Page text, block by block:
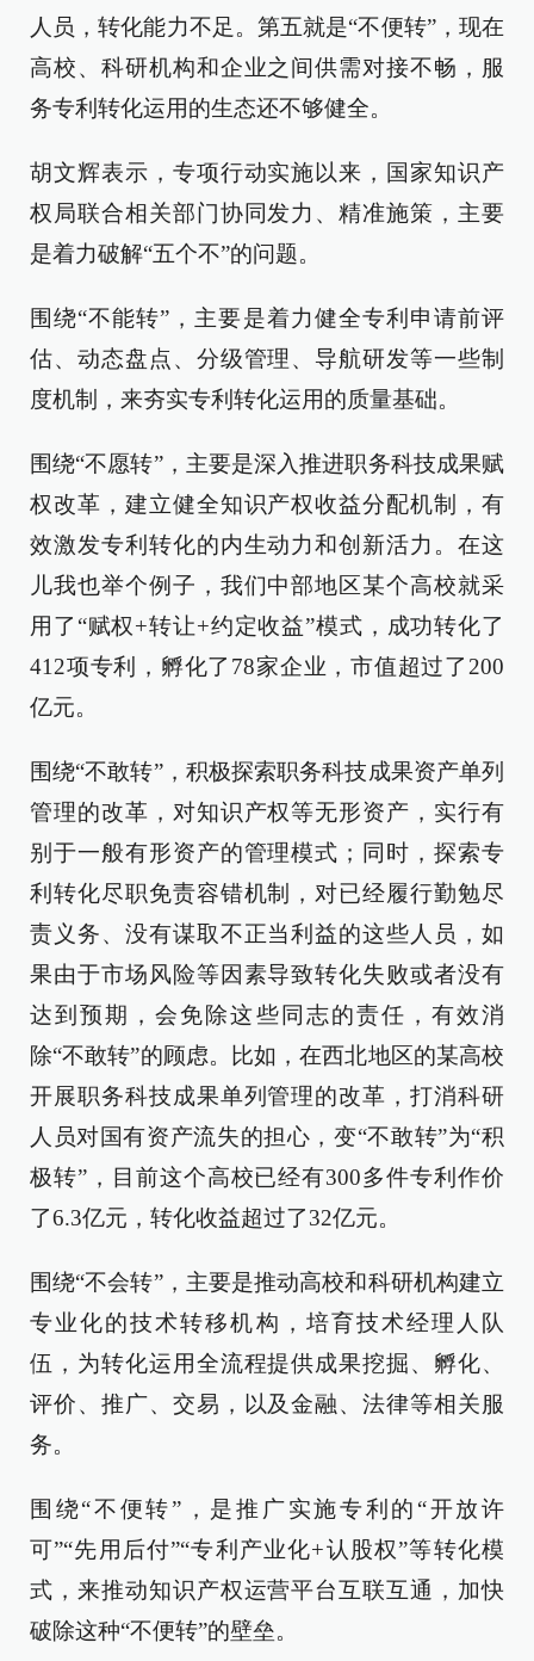
人员，转化能力不足。第五就是“不便转”，现在
高校、科研机构和企业之间供需对接不畅，服
务专利转化运用的生态还不够健全。
胡文辉表示，专项行动实施以来，国家知识产
权局联合相关部门协同发力、精准施策，主要
是着力破解“五个不”的问题。
围绕“不能转”，主要是着力健全专利申请前评
估、动态盘点、分级管理、导航研发等一些制
度机制，来夯实专利转化运用的质量基础。
围绕“不愿转”，主要是深入推进职务科技成果赋
权改革，建立健全知识产权收益分配机制，有
效激发专利转化的内生动力和创新活力。在这
儿我也举个例子，我们中部地区某个高校就采
用了“赋权+转让+约定收益”模式，成功转化了
412项专利，孵化了78家企业，市值超过了200
亿元。
围绕“不敢转”，积极探索职务科技成果资产单列
管理的改革，对知识产权等无形资产，实行有
别于一般有形资产的管理模式；同时，探索专
利转化尽职免责容错机制，对已经履行勤勉尽
责义务、没有谋取不正当利益的这些人员，如
果由于市场风险等因素导致转化失败或者没有
达到预期，会免除这些同志的责任，有效消
除“不敢转”的顾虑。比如，在西北地区的某高校
开展职务科技成果单列管理的改革，打消科研
人员对国有资产流失的担心，变“不敢转”为“积
极转”，目前这个高校已经有300多件专利作价
了6.3亿元，转化收益超过了32亿元。
围绕“不会转”，主要是推动高校和科研机构建立
专业化的技术转移机构，培育技术经理人队
伍，为转化运用全流程提供成果挖掘、孵化、
评价、推广、交易，以及金融、法律等相关服
务。
围绕“不便转”，是推广实施专利的“开放许
可”“先用后付”“专利产业化+认股权”等转化模
式，来推动知识产权运营平台互联互通，加快
破除这种“不便转”的壁垒。